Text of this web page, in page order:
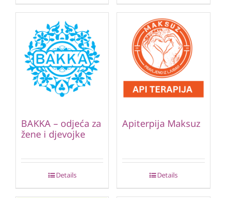
BAKKA – odjeća za
žene i djevojke
Details
Apiterpija Maksuz
Details